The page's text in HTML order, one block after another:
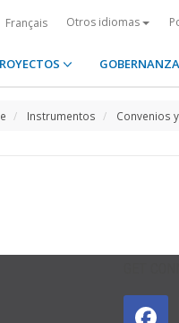
Français Otros idiomas
GOBERNANZA
Instrumentos Convenios